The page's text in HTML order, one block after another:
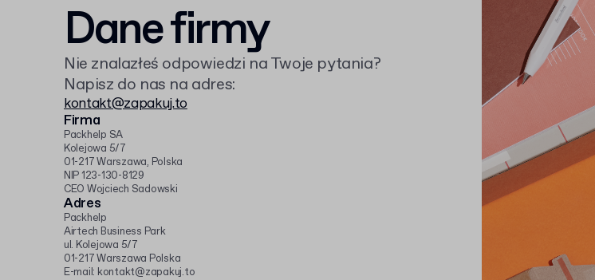
Dane firmy
Nie znalazłeś odpowiedzi na Twoje pytania?
Napisz do nas na adres:
kontakt@zapakuj.to
Firma
Packhelp SA
Kolejowa 5/7
01-217 Warszawa, Polska
NIP 123-130-8129
CEO Wojciech Sadowski
Adres
Packhelp
Airtech Business Park
ul. Kolejowa 5/7
01-217 Warszawa Polska
E-mail: kontakt@zapakuj.to